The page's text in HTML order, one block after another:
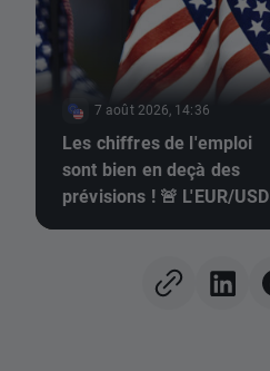
7 août 2026, 14:36
Les chiffres de l'emploi
sont bien en deçà des
prévisions ! 🚨 L'EUR/USD